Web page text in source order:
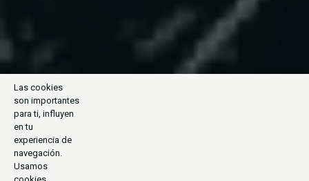
Las cookies
son importantes
para ti, influyen
en tu
experiencia de
navegación.
Usamos